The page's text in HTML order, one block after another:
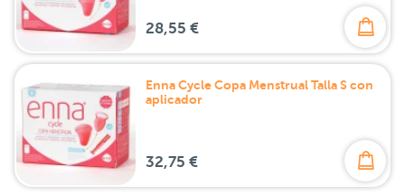
28,55 €
Enna Cycle Copa Menstrual Talla S con
aplicador
32,75 €